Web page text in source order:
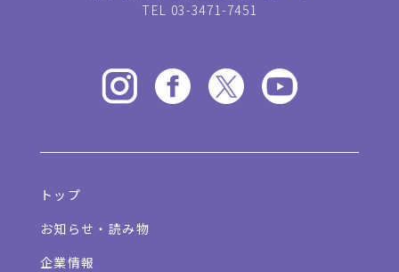
TEL 03-3471-7451
トップ
お知らせ・読み物
企業情報